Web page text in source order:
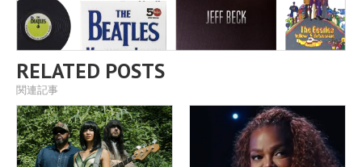
RELATED POSTS
関連記事